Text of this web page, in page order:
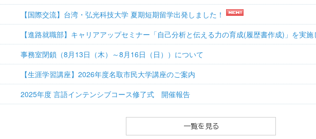
【国際交流】台湾・弘光科技大学 夏期短期留学出発しました！
【進路就職部】キャリアアップセミナー「自己分析と伝える力の育成(履歴書作成)」を実
事務室閉鎖（8月13日（木）～8月16日（日））について
【生涯学習講座】2026年度名取市民大学講座のご案内
2025年度 言語インテンシブコース修了式 開催報告
一覧を見る